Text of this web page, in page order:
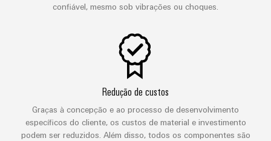
confiável, mesmo sob vibrações ou choques.
Redução de custos
Graças à concepção e ao processo de desenvolvimento
específicos do cliente, os custos de material e investimento
podem ser reduzidos. Além disso, todos os componentes são